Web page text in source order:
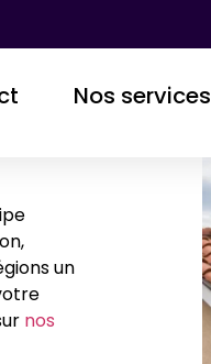
Nos services
un
nos